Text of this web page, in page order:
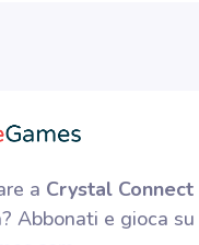
a Crystal Connect
Abbonati e gioca su